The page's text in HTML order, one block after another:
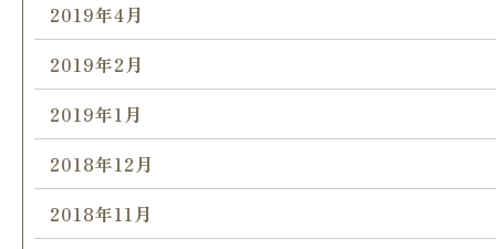
2019年4月
2019年2月
2019年1月
2018年12月
2018年11月